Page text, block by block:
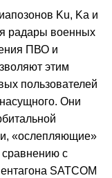
Ku, Ka и
радары военных
ПВО и
этим
пользователей
Они
«ослепляющие»
сравнению с
SATCOM